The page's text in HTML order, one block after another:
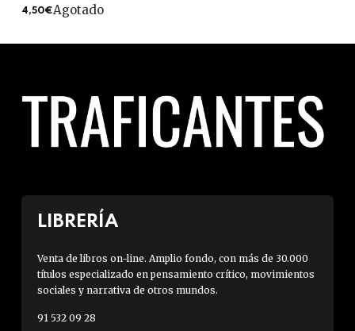
4,50€Agotado
LIBRERÍA
Venta de libros on-line. Amplio fondo, con más de 30.000
títulos especializado en pensamiento crítico, movimientos
sociales y narrativa de otros mundos.
91 532 09 28